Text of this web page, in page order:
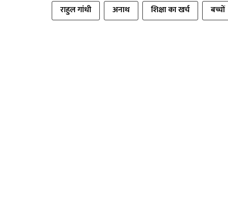
राहुल गांधी अनाथ शिक्षा का खर्च बच्चों